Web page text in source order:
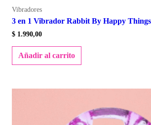
Vibradores
3 en 1 Vibrador Rabbit By Happy Things
$ 1.990,00
Añadir al carrito